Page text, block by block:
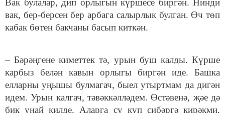
Вак булалар, дип орлыгын күршесе биргән. Нинди
вак, бер-берсен бер арбага салырлык булган. Өч төп
кабак бөтен бакчаны басып киткән.
– Бәрәңгене киметтек тә, урын буш калды. Күрше
карбыз белән кавын орлыгы биргән иде. Башка
елларны уңышы булмагач, быел утыртмам да дигән
идем. Урын калгач, тәвәккәлләдем. Өстәвенә, җәе дә
бик уңай килде. Аларга су күп сибәргә кирәкми,